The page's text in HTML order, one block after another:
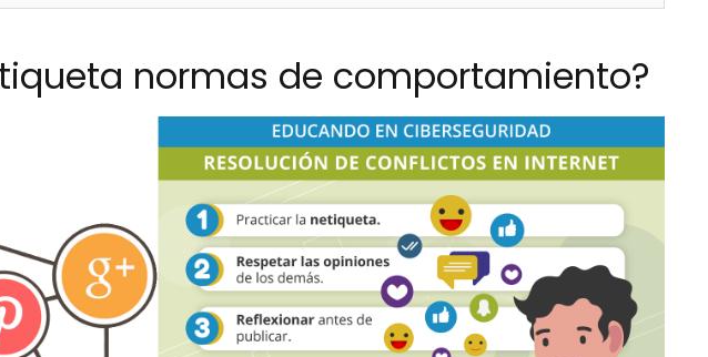
normas de comportamiento?